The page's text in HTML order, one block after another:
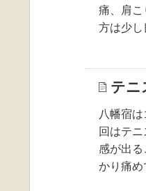
痛、肩こ
方は少
テニ
八幡宿
回はテ
感が出る
かり痛